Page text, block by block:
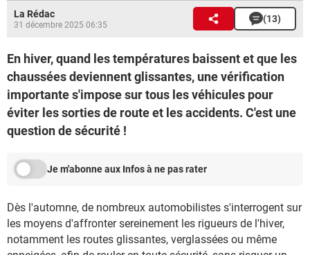
La Rédac
31 décembre 2025 06:35
(13)
En hiver, quand les températures baissent et que les
chaussées deviennent glissantes, une vérification
importante s'impose sur tous les véhicules pour
éviter les sorties de route et les accidents. C'est une
question de sécurité !
Je m'abonne aux Infos à ne pas rater
Dès l'automne, de nombreux automobilistes s'interrogent sur
les moyens d'affronter sereinement les rigueurs de l'hiver,
notamment les routes glissantes, verglassées ou même